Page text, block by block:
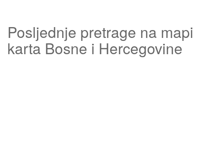
Posljednje pretrage na mapi
karta Bosne i Hercegovine